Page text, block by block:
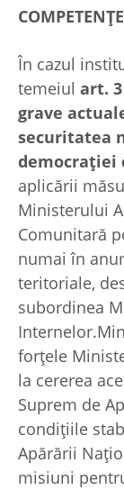
În cazul
temeiul art.
grave
securitatea
democraţiei
aplicării
Ministerului
Comunitară
numai în
teritoriale,
subordinea
forţele
la cererea
Suprem de
condiţiile
Apărării
misiuni